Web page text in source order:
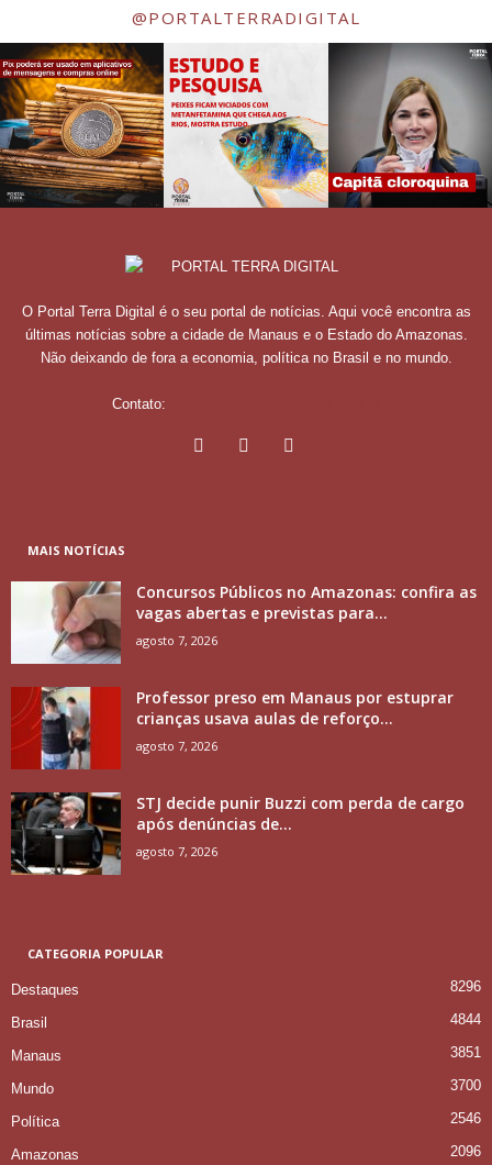
@PORTALTERRADIGITAL
O Portal Terra Digital é o seu portal de notícias. Aqui você encontra as
últimas notícias sobre a cidade de Manaus e o Estado do Amazonas.
Não deixando de fora a economia, política no Brasil e no mundo.
Contato:
MAIS NOTÍCIAS
Concursos Públicos no Amazonas: confira as
vagas abertas e previstas para...
agosto 7, 2026
Professor preso em Manaus por estuprar
crianças usava aulas de reforço...
agosto 7, 2026
STJ decide punir Buzzi com perda de cargo
após denúncias de...
agosto 7, 2026
CATEGORIA POPULAR
Destaques 8296
Brasil 4844
Manaus 3851
Mundo 3700
Política 2546
Amazonas 2096